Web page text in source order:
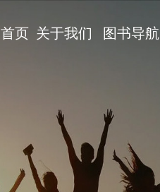
首页 关于我们 图书导航